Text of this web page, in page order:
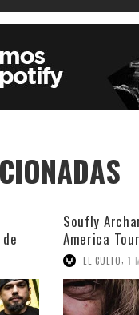
Soufly
America
EL CULTO 1